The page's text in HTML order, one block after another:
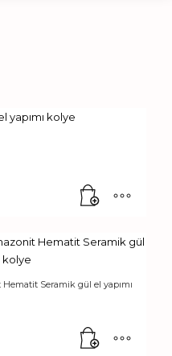
Seramik gül el yapımı